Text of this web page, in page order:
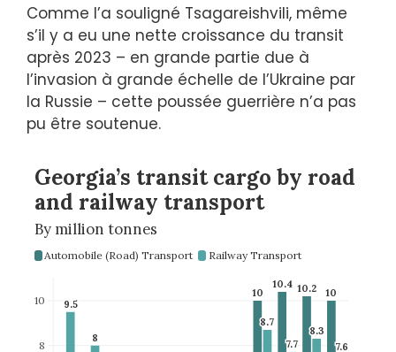
Comme l’a souligné Tsagareishvili, même
s’il y a eu une nette croissance du transit
après 2023 – en grande partie due à
l’invasion à grande échelle de l’Ukraine par
la Russie – cette poussée guerrière n’a pas
pu être soutenue.